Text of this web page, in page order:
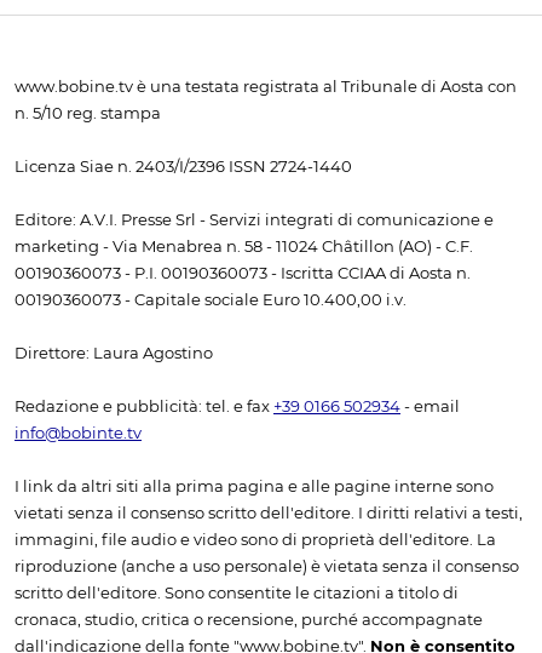
www.bobine.tv è una testata registrata al Tribunale di Aosta con
n. 5/10 reg. stampa
Licenza Siae n. 2403/I/2396 ISSN 2724-1440
Editore: A.V.I. Presse Srl - Servizi integrati di comunicazione e
marketing - Via Menabrea n. 58 - 11024 Châtillon (AO) - C.F.
00190360073 - P.I. 00190360073 - Iscritta CCIAA di Aosta n.
00190360073 - Capitale sociale Euro 10.400,00 i.v.
Direttore: Laura Agostino
Redazione e pubblicità: tel. e fax +39 0166 502934 - email
info@bobinte.tv
I link da altri siti alla prima pagina e alle pagine interne sono
vietati senza il consenso scritto dell'editore. I diritti relativi a testi,
immagini, file audio e video sono di proprietà dell'editore. La
riproduzione (anche a uso personale) è vietata senza il consenso
scritto dell'editore. Sono consentite le citazioni a titolo di
cronaca, studio, critica o recensione, purché accompagnate
dall'indicazione della fonte "www.bobine.tv". Non è consentito